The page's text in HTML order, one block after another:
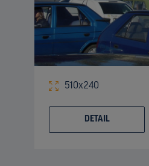
510x240
DETAIL